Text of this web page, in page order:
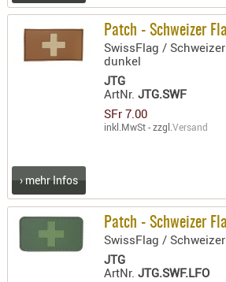
Patch - Schweizer
SwissFlag /
dunkel
JTG
ArtNr.JTG.SWF
SFr 7.00
inkl.MwSt - zzgl.Versand
› mehr Infos
Patch - Schweizer
SwissFlag /
JTG
ArtNr.JTG.SWF.LFO